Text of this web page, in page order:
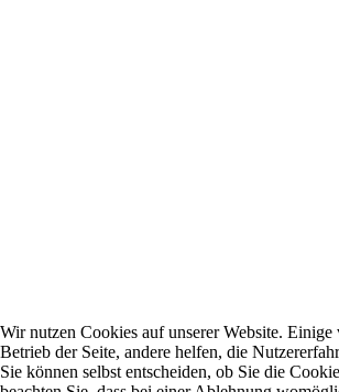
Wir nutzen Cookies auf unserer Website.
Betrieb der Seite, andere helfen, die
Sie können selbst entscheiden, ob Sie die